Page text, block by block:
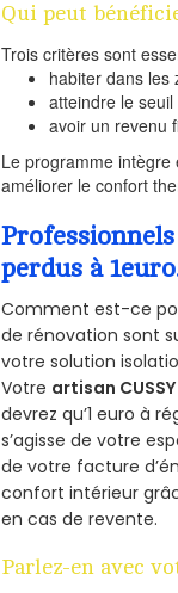
Qui peut
Trois critères sont
habiter dans les
atteindre le
avoir un revenu
Le programme
améliorer le confort
Professionnels
perdus à
Comment est-ce
de rénovation sont
votre solution
Votre artisan
devrez qu’1 euro à
s’agisse de votre
de votre facture
confort intérieur
en cas de revente.
Parlez-en avec